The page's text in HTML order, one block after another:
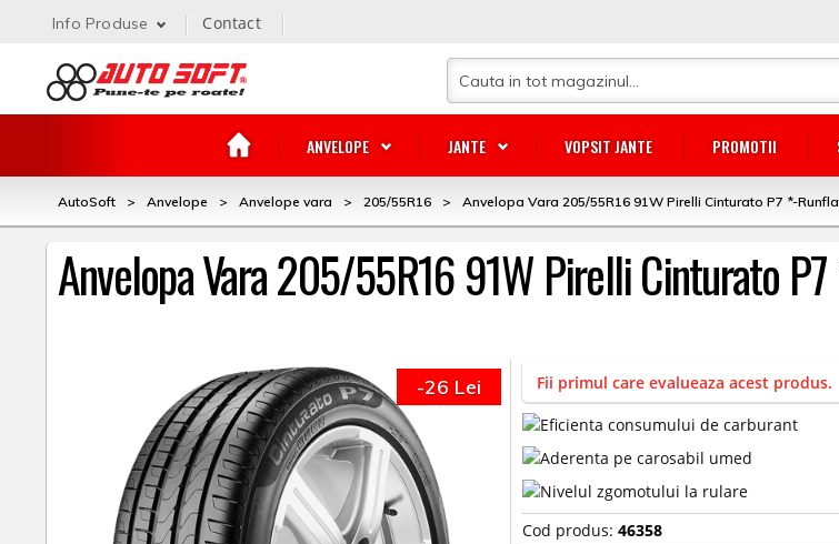
ANVELOPE JANTE VOPSIT JANTE PROMOTII
Info Produse Contact
AutoSoft > Anvelope > Anvelope vara > 205/55R16 > Anvelopa Vara 205/55R16 91W Pirelli Cinturato P7 *-
Anvelopa Vara 205/55R16 91W Pirelli Cinturato
-26 Lei Fii primul care evalueaza acest produs.
Cod produs:46358